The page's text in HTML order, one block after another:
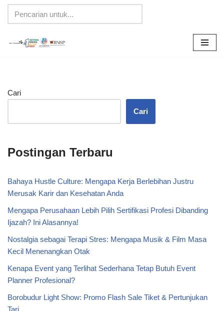
Lompat
Cari
Cari
Postingan Terbaru
Bahaya Hustle Culture: Mengapa Kerja Berlebihan Justru
Merusak Karir dan Kesehatan Anda
Mengapa Perusahaan Lebih Pilih Sertifikasi Profesi Dibanding
Ijazah? Ini Alasannya!
Nostalgia sebagai Terapi Stres: Mengapa Musik & Film Masa
Kecil Menenangkan Otak
Kenapa Event yang Terlihat Sederhana Tetap Butuh Event
Planner Profesional?
Borobudur Light Show: Promo Flash Sale Tiket & Pertunjukan
Tari